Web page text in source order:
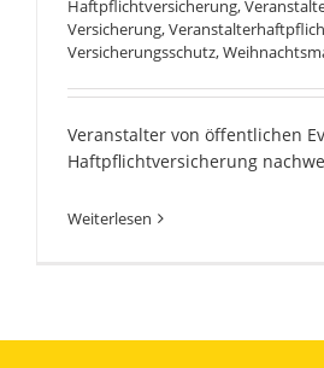
Haftpflichtversicherung,
Versicherung,
Versicherungsschutz,
Veranstalter von öffentlichen
Haftpflichtversicherung
Weiterlesen